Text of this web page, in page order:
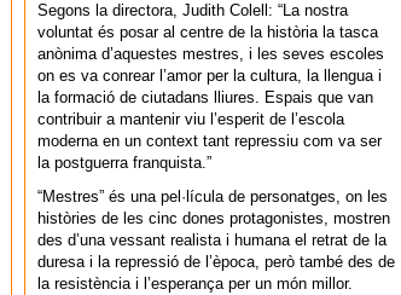
Segons la directora, Judith Colell: “La nostra
voluntat és posar al centre de la història la tasca
anònima d’aquestes mestres, i les seves escoles
on es va conrear l’amor per la cultura, la llengua i
la formació de ciutadans lliures. Espais que van
contribuir a mantenir viu l’esperit de l’escola
moderna en un context tant repressiu com va ser
la postguerra franquista.”
“Mestres” és una pel·lícula de personatges, on les
històries de les cinc dones protagonistes, mostren
des d’una vessant realista i humana el retrat de la
duresa i la repressió de l’època, però també des de
la resistència i l’esperança per un món millor.